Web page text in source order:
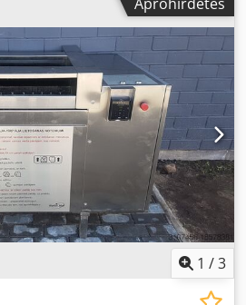
300 mm Fürdő hőmérséklete:
rozsdamentes acél 1.4301
2-fázisú (tisztítás/öblítés)
és elárasztásos tisztítás
a hosszú
programozható 360°-os
A keretbe integrált gyűjtőtálca
és fúvókaszabályozás
használata Kiváló minőségű
Ultrahang Vákuum Tömeg: 3200
1 /3